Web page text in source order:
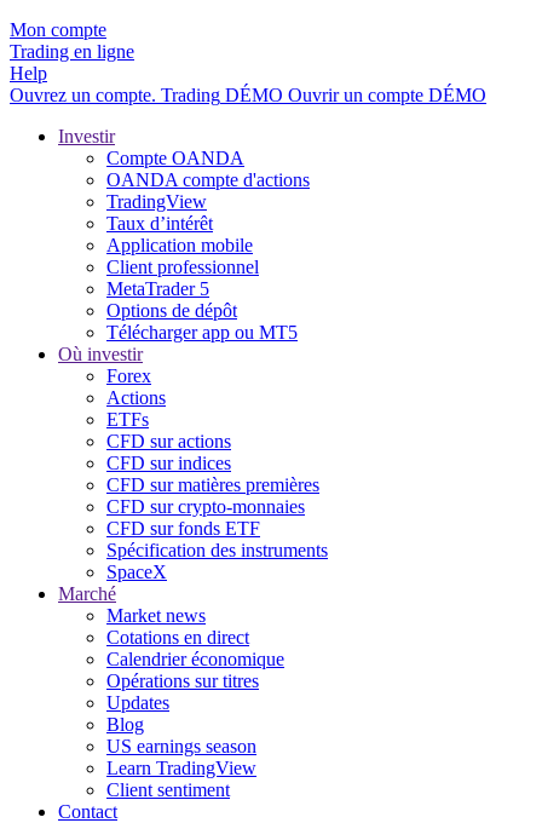
Mon compte
Trading en ligne
Help
Ouvrez un compte. Trading DÉMO Ouvrir un compte DÉMO
Investir
Compte OANDA
OANDA compte d'actions
TradingView
Taux d’intérêt
Application mobile
Client professionnel
MetaTrader 5
Options de dépôt
Télécharger app ou MT5
Où investir
Forex
Actions
ETFs
CFD sur actions
CFD sur indices
CFD sur matières premières
CFD sur crypto-monnaies
CFD sur fonds ETF
Spécification des instruments
SpaceX
Marché
Market news
Cotations en direct
Calendrier économique
Opérations sur titres
Updates
Blog
US earnings season
Learn TradingView
Client sentiment
Contact